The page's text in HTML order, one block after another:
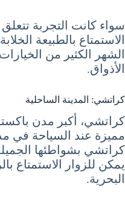
سواء كانت التجربة
الاستمتاع بالطبيعة
الشهر الكثير من
الأذواق.
كراتشي: المدينة الساحلية
كراتشي، أكبر مدن
مميزة عند السياحة في
كراتشي بشواطئها
يمكن للزوار الاستمتاع
البحرية.